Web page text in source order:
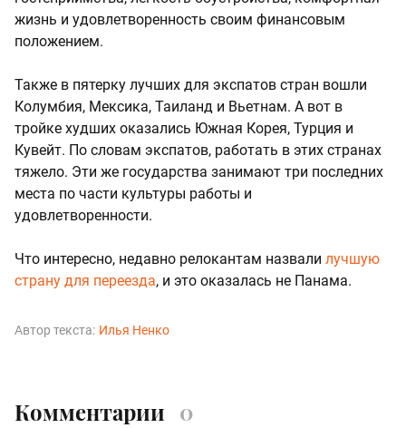
жизнь и удовлетворенность своим финансовым
положением.
Также в пятерку лучших для экспатов стран вошли
Колумбия, Мексика, Таиланд и Вьетнам. А вот в
тройке худших оказались Южная Корея, Турция и
Кувейт. По словам экспатов, работать в этих странах
тяжело. Эти же государства занимают три последних
места по части культуры работы и
удовлетворенности.
Что интересно, недавно релокантам назвали лучшую
страну для переезда, и это оказалась не Панама.
Автор текста: Илья Ненко
Комментарии 0